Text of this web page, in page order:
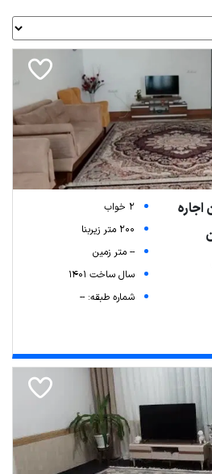
2 خواب
200 متر زیربنا
-- متر زمین
سال ساخت 1401
شماره طبقه: --